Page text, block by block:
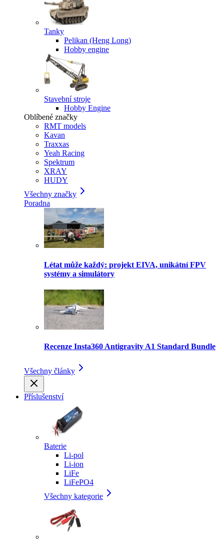
Tanky
Pelikan (Heng Long)
Hobby engine
Stavební stroje
Hobby Engine
Oblíbené značky
RMT models
Kavan
Traxxas
Yeah Racing
Spektrum
XRAY
HUDY
Všechny značky
Poradna
Létat může každý: projekt EIVA, unikátní FPV
systémy a simulátory
Recenze Insta360 Antigravity A1 Standard Bundle
Všechny články
Příslušenství
Baterie
Li-pol
Li-ion
LiFe
LiFePO4
Všechny kategorie